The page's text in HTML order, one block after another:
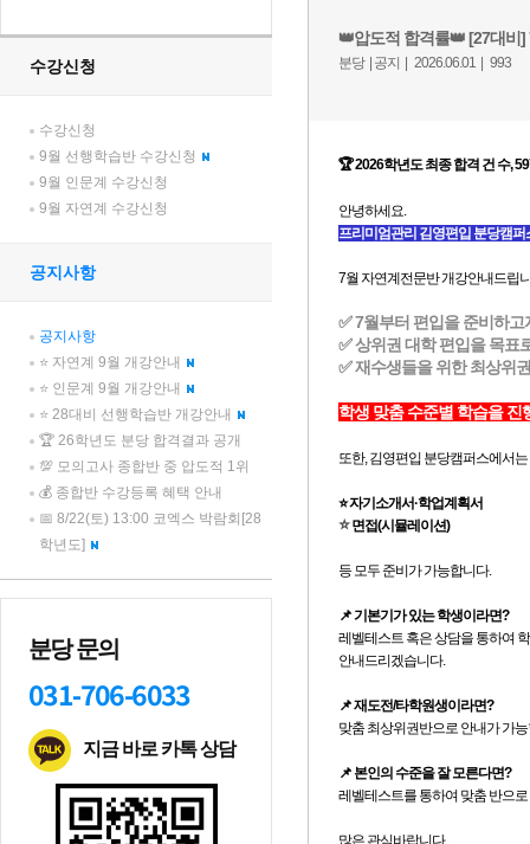
수강신청
수강신청
9월 선행학습반 수강신청
9월 인문계 수강신청
9월 자연계 수강신청
공지사항
공지사항
⭐ 자연계 9월 개강안내
⭐ 인문계 9월 개강안내
⭐ 28대비 선행학습반 개강안내
🏆 26학년도 분당 합격결과 공개
💯 모의고사 종합반 중 압도적 1위
💰 종합반 수강등록 혜택 안내
📅 8/22(토) 13:00 코엑스 박람회[28
학년도]
분당 문의
031-706-6033
지금 바로 카톡 상담